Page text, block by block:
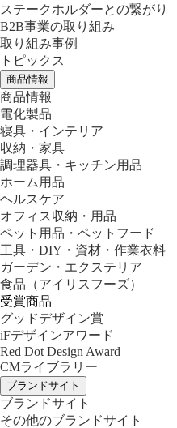
ステークホルダーとの繋がり
B2B事業の取り組み
取り組み事例
トピックス
商品情報
商品情報
電化製品
寝具・インテリア
収納・家具
調理器具・キッチン用品
ホーム用品
ヘルスケア
オフィス収納・用品
ペット用品・ペットフード
工具・DIY・資材・作業衣料
ガーデン・エクステリア
食品 （アイリスフーズ）
受賞商品
グッドデザイン賞
iFデザインアワード
Red Dot Design Award
CMライブラリー
ブランドサイト
ブランドサイト
その他のブランドサイト